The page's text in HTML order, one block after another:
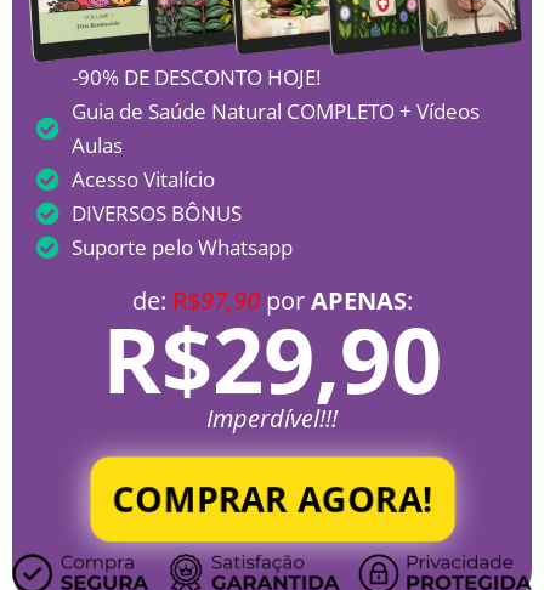
-90% DE DESCONTO HOJE!
Guia de Saúde Natural COMPLETO + Vídeos
Aulas
Acesso Vitalício
DIVERSOS BÔNUS
Suporte pelo Whatsapp
de: R$97,90porAPENAS:
R$29,90
Imperdível!!!
COMPRAR AGORA!